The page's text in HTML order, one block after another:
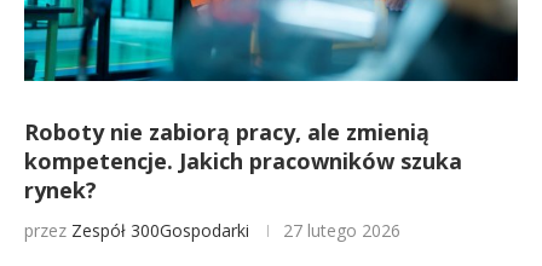
Roboty nie zabiorą pracy, ale zmienią
kompetencje. Jakich pracowników szuka
rynek?
przez Zespół 300Gospodarki 27 lutego 2026